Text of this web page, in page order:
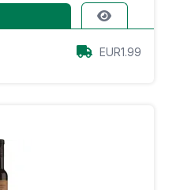
EUR1.99